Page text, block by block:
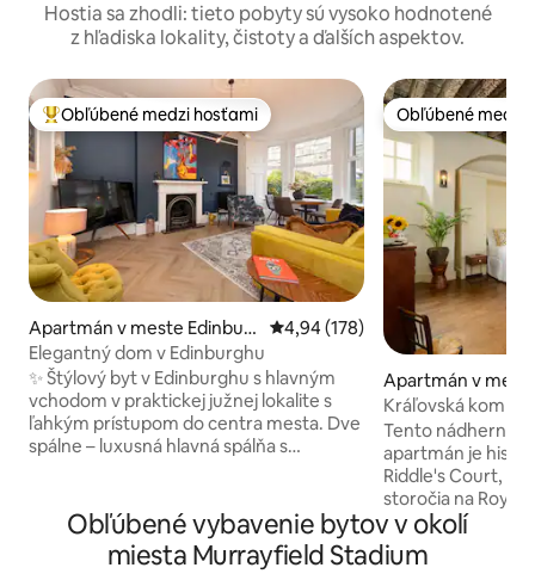
Hostia sa zhodli: tieto pobyty sú vysoko hodnotené
z hľadiska lokality, čistoty a ďalších aspektov.
Najobľúbenejšie medzi hosťami
Obľúbené medzi hosťami
Apartmán v meste Edinbur
gh
Priemerné ohodnotenie 4,94 z
4,94 (178)
Elegantný dom v Edinburghu
✨ Štýlový byt v Edinburghu s hlavným
vchodom v praktickej južnej lokalite s
ľahkým prístupom do centra mesta. Dve
spálne – luxusná hlavná spálňa s
s arkierovým oknom a zdobenými
rímsami, stredovou ružicou a
dekoratívnym kozubom, úplne novou
Obľúbené medzi
Obľúbené medzi
Apartmán v
h
Kráľovská
od hradu
Tento nádherný
apartmán je
Riddle's Court,
storočia na Royal Mile.
mieste, kde
rodina. Tento
apartmán má
Obľúbené vybavenie bytov v okolí
miesta Murrayfield Stadium